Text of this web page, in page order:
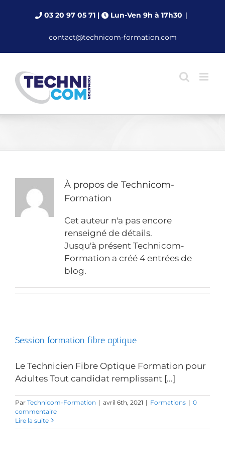
03 20 97 05 71 | Lun-Ven 9h à 17h30 |
contact@technicom-formation.com
À propos de Technicom-
Formation
Cet auteur n'a pas encore
renseigné de détails.
Jusqu'à présent Technicom-
Formation a créé 4 entrées de
blog.
Session formation fibre optique
Le Technicien Fibre Optique Formation pour
Adultes Tout candidat remplissant [...]
Par Technicom-Formation | avril 6th, 2021 | Formations | 0
commentaire
Lire la suite